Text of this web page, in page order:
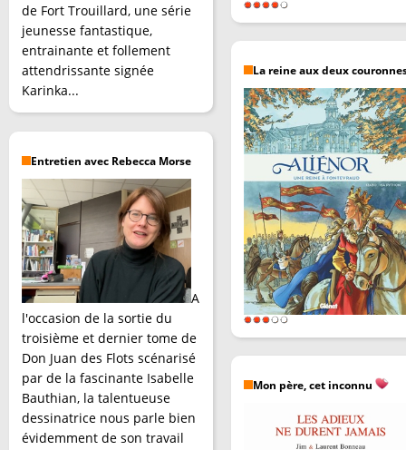
de Fort Trouillard, une série
jeunesse fantastique,
entrainante et follement
attendrissante signée
Karinka...
Entretien avec Rebecca Morse
A
l'occasion de la sortie du
troisième et dernier tome de
Don Juan des Flots scénarisé
par de la fascinante Isabelle
Bauthian, la talentueuse
dessinatrice nous parle bien
évidemment de son travail
La reine aux deux
Mon père, cet inconnu